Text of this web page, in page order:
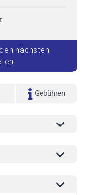
nächsten
Gebühren